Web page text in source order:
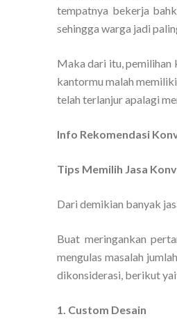
tempatnya bekerja
sehingga warga jadi
Maka dari itu, pemilihan
kantormu malah
telah terlanjur apalagi
Info Rekomendasi
Tips Memilih Jasa
Dari demikian banyak
Buat meringankan
mengulas masalah
dikonsiderasi, berikut
1. Custom Desain